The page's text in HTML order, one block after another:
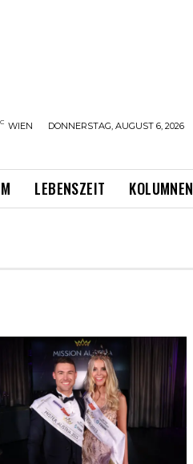
C WIEN DONNERSTAG, AUGUST 6, 2026
LEBENSZEIT KOLUMNEN